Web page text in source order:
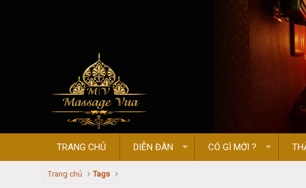
TRANG CHỦ DIỄN ĐÀN CÓ GÌ MỚI ?
Trang chủ Tags